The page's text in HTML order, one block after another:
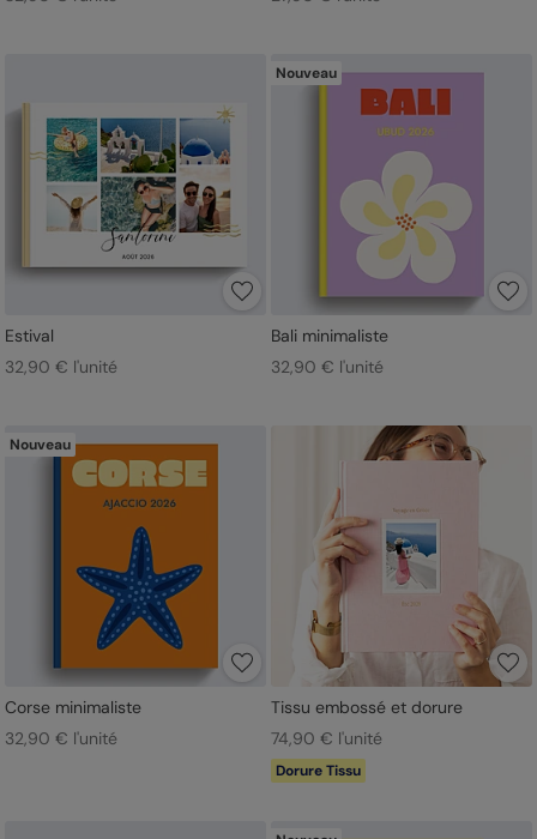
Estival
32,90 € l'unité
Nouveau
Bali minimaliste
32,90 € l'unité
Nouveau
Corse minimaliste
32,90 € l'unité
Tissu embossé et dorure
74,90 € l'unité
Dorure Tissu